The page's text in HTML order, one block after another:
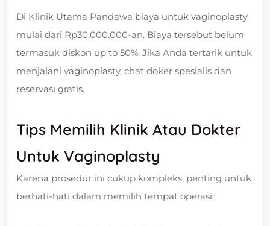
Di Klinik Utama Pandawa biaya untuk vaginoplasty
mulai dari Rp30.000.000-an. Biaya tersebut belum
termasuk diskon up to 50%. Jika Anda tertarik untuk
menjalani vaginoplasty, chat doker spesialis dan
reservasi gratis.
Tips Memilih Klinik Atau Dokter
Untuk Vaginoplasty
Karena prosedur ini cukup kompleks, penting untuk
berhati-hati dalam memilih tempat operasi: